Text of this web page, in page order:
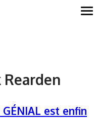
Rearden
est enfin